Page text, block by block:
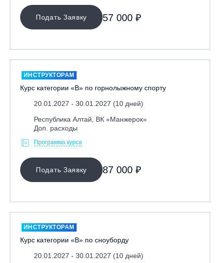
Ярославль, СП «Изгиб»
ОЧИСТИТЬ ФИЛЬТР
Подать Заявку 57 000 ₽
ИНСТРУКТОРАМ
Курс категории «В» по горнолыжному спорту
20.01.2027 - 30.01.2027 (10 дней)
Республика Алтай, ВК «Манжерок»
Доп. расходы
Программа курса
Подать Заявку 87 000 ₽
ИНСТРУКТОРАМ
Курс категории «В» по сноуборду
20.01.2027 - 30.01.2027 (10 дней)